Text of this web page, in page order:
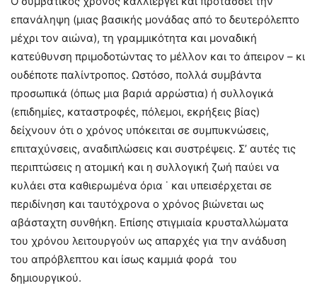
επανάληψη (μιας βασικής μονάδας από το δευτερόλεπτο
μέχρι τον αιώνα), τη γραμμικότητα και μοναδική
κατεύθυνση πριμοδοτώντας το μέλλον και το άπειρον – κι
ουδέποτε παλίντροπος. Ωστόσο, πολλά συμβάντα
προσωπικά (όπως μια βαριά αρρώστια) ή συλλογικά
(επιδημίες, καταστροφές, πόλεμοι, εκρήξεις βίας)
δείχνουν ότι ο χρόνος υπόκειται σε συμπυκνώσεις,
επιταχύνσεις, αναδιπλώσεις και συστρέψεις. Σ’ αυτές τις
περιπτώσεις η ατομική και η συλλογική ζωή παύει να
κυλάει στα καθιερωμένα όρια ˙ και υπεισέρχεται σε
περιδίνηση και ταυτόχρονα ο χρόνος βιώνεται ως
αβάσταχτη συνθήκη. Επίσης στιγμιαία κρυσταλλώματα
του χρόνου λειτουργούν ως απαρχές για την ανάδυση
του απρόβλεπτου και ίσως καμμιά φορά του
δημιουργικού.